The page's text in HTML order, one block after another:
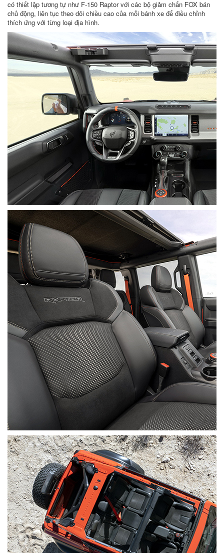
có thiết lập tương tự như F-150 Raptor với các bộ giảm chấn FOX bán
chủ động, liên tục theo dõi chiều cao của mỗi bánh xe để điều chỉnh
thích ứng với từng loại địa hình.